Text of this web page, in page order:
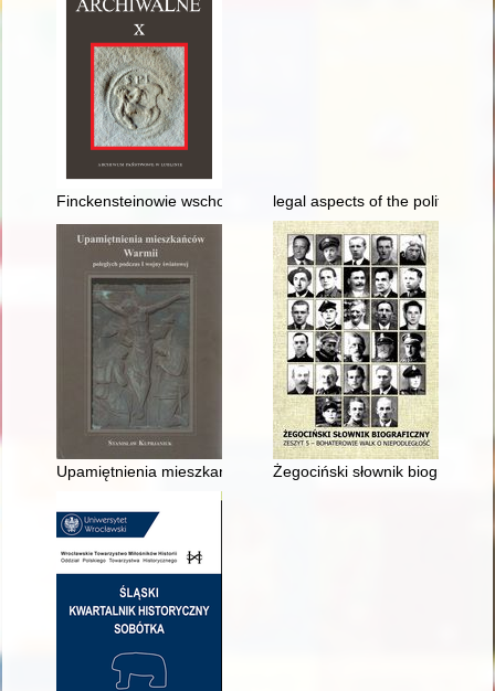
Finckensteinowie wschodniopruscy i ich archiwa - recenzja]
legal aspects of the politics of
Upamiętnienia mieszkańców Warmii poległych podczas I
Żegociński słownik